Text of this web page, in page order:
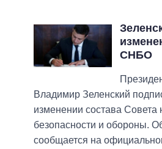
СНБО
Владимир Зеленский
изменении состава Совета
безопасности и обороны.
сообщается на